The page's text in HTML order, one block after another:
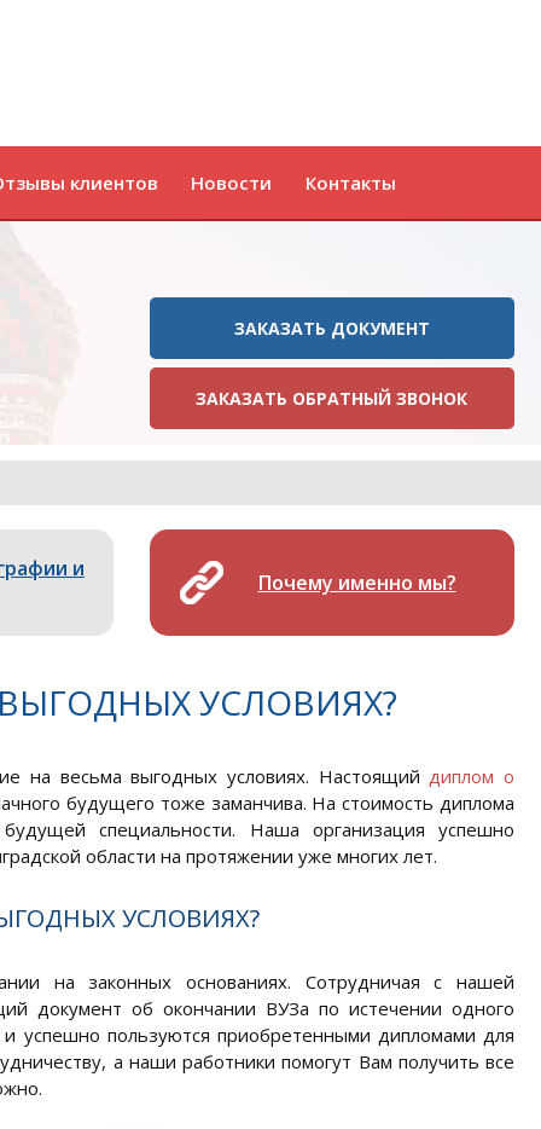
клиентов Новости Контакты
ЗАКАЗАТЬ ДОКУМЕНТ
ЗАКАЗАТЬ ОБРАТНЫЙ ЗВОНОК
и
Почему именно мы?
УСЛОВИЯХ?
на весьма выгодных условиях. Настоящийдиплом о
будущего тоже заманчива. На стоимость диплома
специальности. Наша организация успешно
области на протяжении уже многих лет.
УСЛОВИЯХ?
на законных основаниях. Сотрудничая с нашей
документ об окончании ВУЗа по истечении одного
успешно пользуются приобретенными дипломами для
а наши работники помогут Вам получить все